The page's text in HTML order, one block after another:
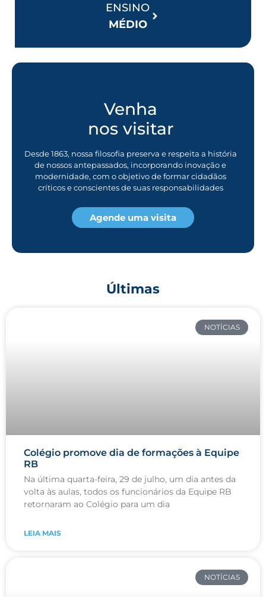
ENSINO
MÉDIO
Venha
nos visitar
Desde 1863, nossa filosofia preserva e respeita a história
de nossos antepassados, incorporando inovação e
modernidade, com o objetivo de formar cidadãos
críticos e conscientes de suas responsabilidades
Agende uma visita
Últimas
NOTÍCIAS
Colégio promove dia de formações à Equipe
RB
Na última quarta-feira, 29 de julho, um dia antes da
volta às aulas, todos os funcionários da Equipe RB
retornaram ao Colégio para um dia
LEIA MAIS
NOTÍCIAS